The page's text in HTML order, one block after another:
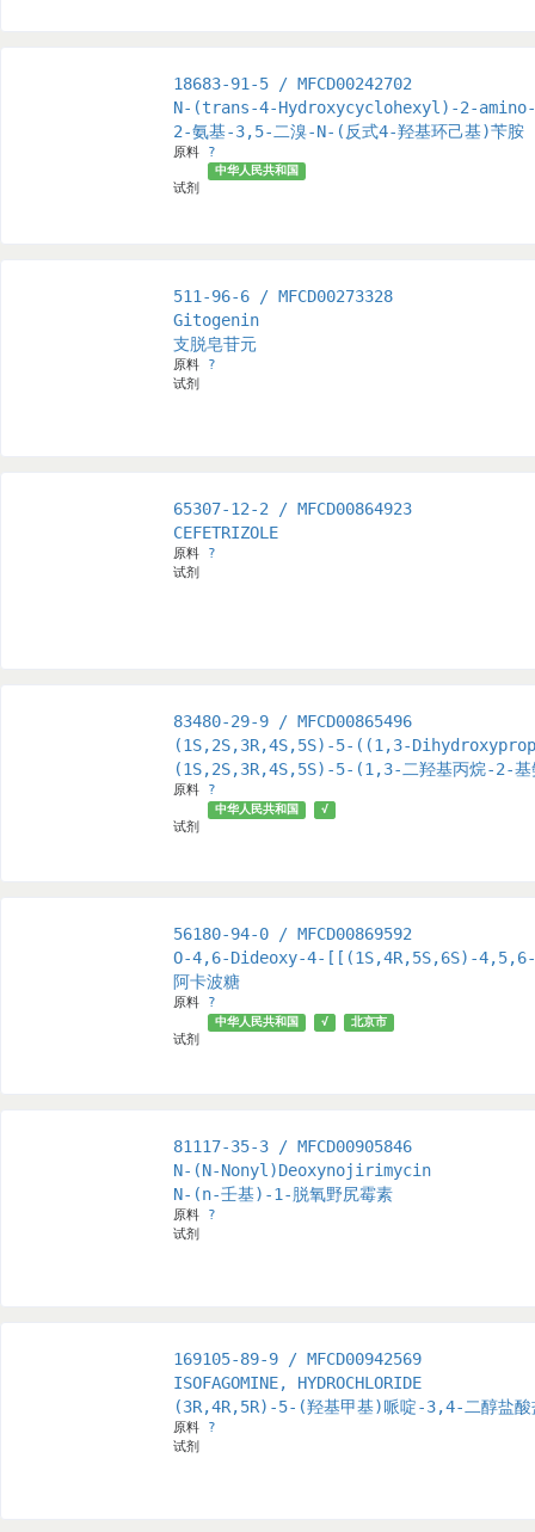
18683-91-5 / MFCD00242702
N-(trans-4-Hydroxycyclohexyl)-2-
2-氨基-3,5-二溴-N-(反式4-羟基环己基)苄胺
原料 ?
试剂
中华人民共和国
511-96-6 / MFCD00273328
Gitogenin
支脱皂苷元
原料 ?
试剂
65307-12-2 / MFCD00864923
CEFETRIZOLE
原料 ?
试剂
83480-29-9 / MFCD00865496
(1S,2S,3R,4S,5S)-5-((1,3-
(1S,2S,3R,4S,5S)-5-(1,3-二羟基丙烷-2-
原料 ?
试剂
中华人民共和国 √
56180-94-0 / MFCD00869592
O-4,6-Dideoxy-4-[[(1S,4R,5S,6S)-
阿卡波糖
原料 ?
试剂
中华人民共和国 √ 北京市
81117-35-3 / MFCD00905846
N-(N-Nonyl)Deoxynojirimycin
N-(n-壬基)-1-脱氧野尻霉素
原料 ?
试剂
169105-89-9 / MFCD00942569
ISOFAGOMINE, HYDROCHLORIDE
(3R,4R,5R)-5-(羟基甲基)哌啶-3,4-二醇盐酸
原料 ?
试剂